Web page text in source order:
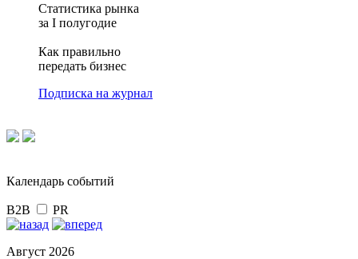
Статистика рынка
за I полугодие
Как правильно
передать бизнес
Подписка на журнал
Календарь событий
B2B PR
Август 2026